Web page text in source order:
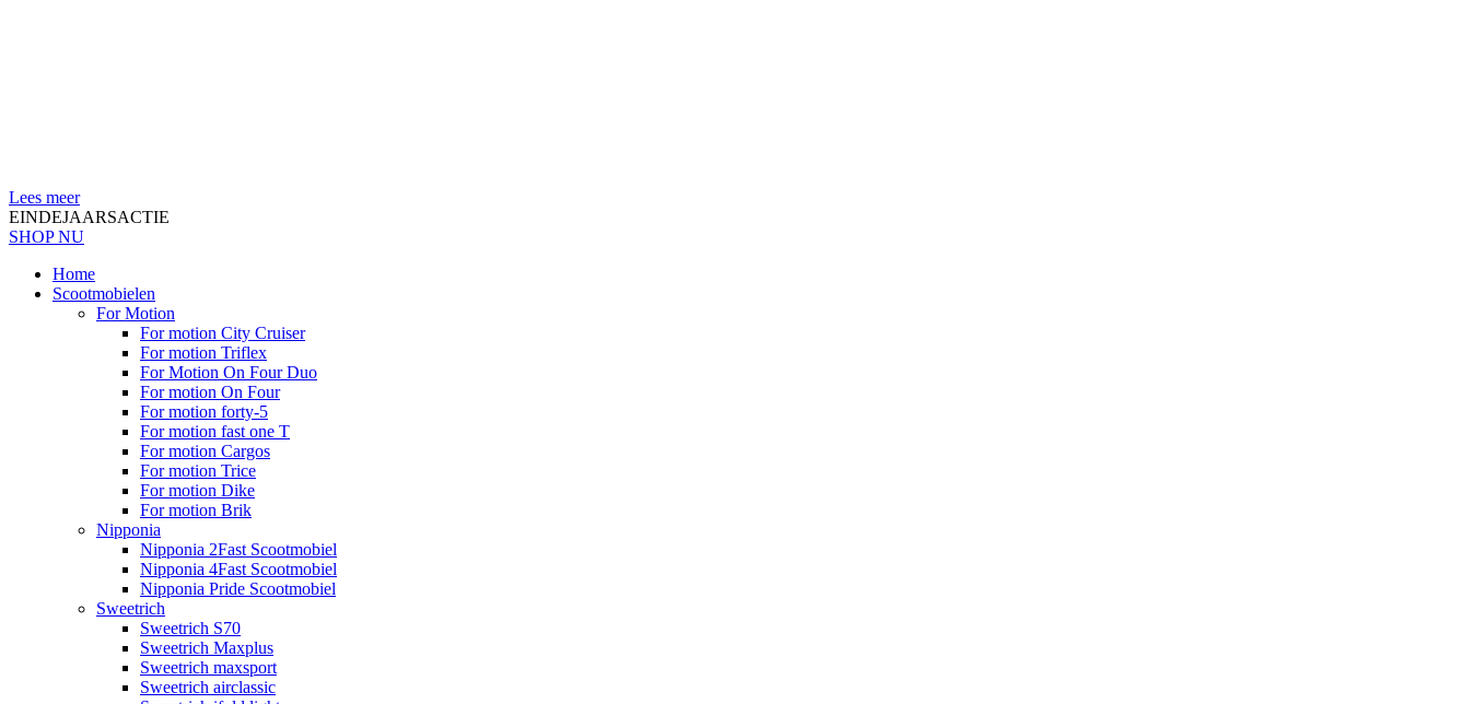
Lees meer
EINDEJAARSACTIE
SHOP NU
Home
Scootmobielen
For Motion
For motion City Cruiser
For motion Triflex
For Motion On Four Duo
For motion On Four
For motion forty-5
For motion fast one T
For motion Cargos
For motion Trice
For motion Dike
For motion Brik
Nipponia
Nipponia 2Fast Scootmobiel
Nipponia 4Fast Scootmobiel
Nipponia Pride Scootmobiel
Sweetrich
Sweetrich S70
Sweetrich Maxplus
Sweetrich maxsport
Sweetrich airclassic